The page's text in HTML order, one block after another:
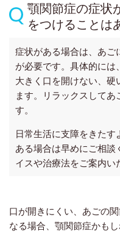
顎関節症の症状
をつけることは
症状がある場合は、あご
が必要です。具体的には
大きく口を開けない、
ます。リラックスして
す。
日常生活に支障をきた
ある場合は早めにご相
イスや治療法をご案内い
口が開きにくい、あごの
なる場合、顎関節症かも